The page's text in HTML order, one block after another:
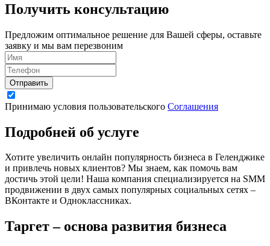
Получить консультацию
Предложим оптимальное решение для Вашей сферы, оставьте
заявку и мы вам перезвоним
Отправить
Принимаю условия пользовательского Соглашения
Подробней об услуге
Хотите увеличить онлайн популярность бизнеса в Геленджике
и привлечь новых клиентов? Мы знаем, как помочь вам
достичь этой цели! Наша компания специализируется на SMM
продвижении в двух самых популярных социальных сетях –
ВКонтакте и Одноклассниках.
Таргет – основа развития бизнеса